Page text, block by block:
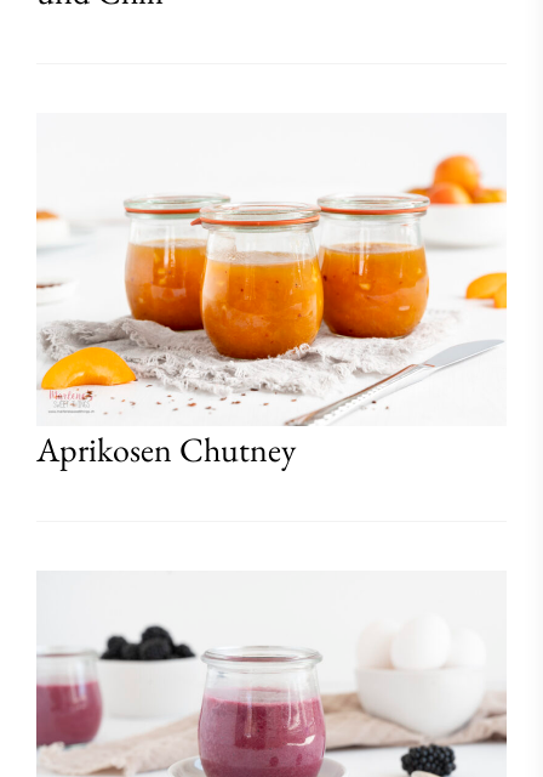
Aprikosen Chutney